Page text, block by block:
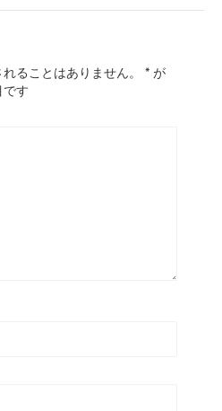
ることはありません。 * が
す